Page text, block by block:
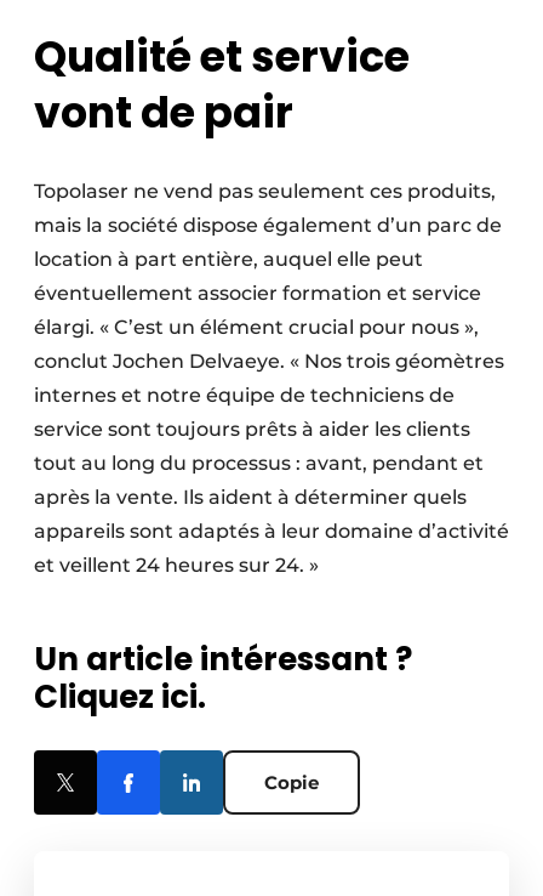
Qualité et service
vont de pair
Topolaser ne vend pas seulement ces produits,
mais la société dispose également d’un parc de
location à part entière, auquel elle peut
éventuellement associer formation et service
élargi. « C’est un élément crucial pour nous »,
conclut Jochen Delvaeye. « Nos trois géomètres
internes et notre équipe de techniciens de
service sont toujours prêts à aider les clients
tout au long du processus : avant, pendant et
après la vente. Ils aident à déterminer quels
appareils sont adaptés à leur domaine d’activité
et veillent 24 heures sur 24. »
Un article intéressant ?
Cliquez ici.
Copie